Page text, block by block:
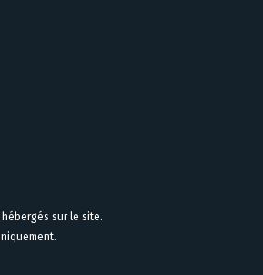
sur le site.